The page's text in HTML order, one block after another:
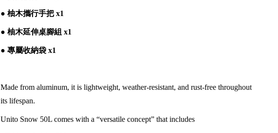
●柚木攜行手把 x1
●柚木延伸桌腳組 x1
●專屬收納袋 x1
Made from aluminum, it is lightweight, weather-resistant, and rust-free throughout
its lifespan.
Unito Snow 50L comes with a “versatile concept” that includes